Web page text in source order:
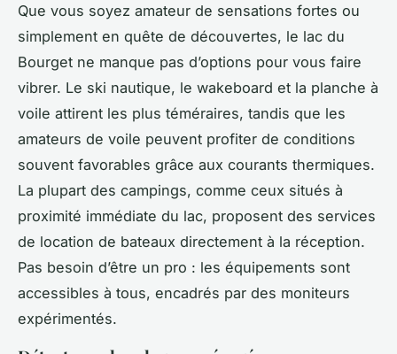
Que vous soyez amateur de sensations fortes ou
simplement en quête de découvertes, le lac du
Bourget ne manque pas d’options pour vous faire
vibrer. Le ski nautique, le wakeboard et la planche à
voile attirent les plus téméraires, tandis que les
amateurs de voile peuvent profiter de conditions
souvent favorables grâce aux courants thermiques.
La plupart des campings, comme ceux situés à
proximité immédiate du lac, proposent des services
de location de bateaux directement à la réception.
Pas besoin d’être un pro : les équipements sont
accessibles à tous, encadrés par des moniteurs
expérimentés.